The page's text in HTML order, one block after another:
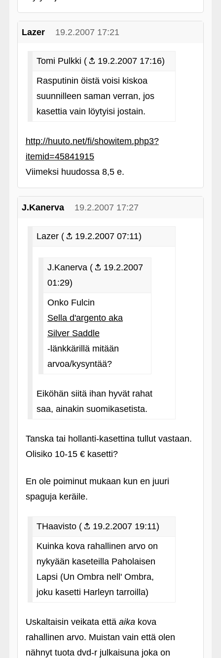
Lazer 19.2.2007 17:21
Tomi Pulkki (
19.2.2007 17:16)
Rasputinin öistä voisi kiskoa
suunnilleen saman verran, jos
kasettia vain löytyisi jostain.
http://huuto.net/fi/showitem.php3?
itemid=45841915
Viimeksi huudossa 8,5 e.
J.Kanerva 19.2.2007 17:27
Lazer ( 19.2.2007 07:11)
J.Kanerva (
19.2.2007
01:29)
Onko Fulcin
Sella d'argento aka
Silver Saddle
‑länkkärillä mitään
arvoa/kysyntää?
Eiköhän siitä ihan hyvät rahat
saa, ainakin suomikasetista.
Tanska tai hollanti-kasettina tullut vastaan.
Olisiko 10-15 € kasetti?
En ole poiminut mukaan kun en juuri
spaguja keräile.
THaavisto (
19.2.2007 19:11)
Kuinka kova rahallinen arvo on
nykyään kaseteilla Paholaisen
Lapsi (Un Ombra nell' Ombra,
joku kasetti Harleyn tarroilla)
Uskaltaisin veikata että aikakova
rahallinen arvo. Muistan vain että olen
nähnyt tuota dvd-r julkaisuna joka on